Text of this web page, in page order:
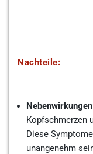
Nachteile:
Kopfschmerzen
Diese
unangenehm